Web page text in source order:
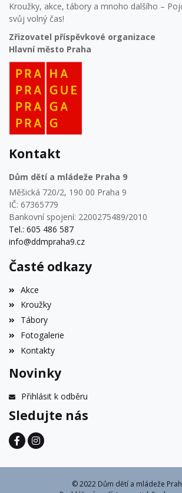
Kroužky, akce, tábory a mnoho dalšího –
svůj volný čas!
Zřizovatel příspěvkové organizace
Hlavní město Praha
Kontakt
Dům dětí a mládeže Praha 9
Měšická 720/2, 190 00 Praha 9
IČ: 67365779
Bankovní spojení: 2200275489/2010
Tel.: 605 486 587
info@ddmpraha9.cz
Časté odkazy
Akce
Kroužky
Tábory
Fotogalerie
Kontakty
Novinky
Přihlásit k odběru
Sledujte nás
© 2022 Dům dětí a mládeže